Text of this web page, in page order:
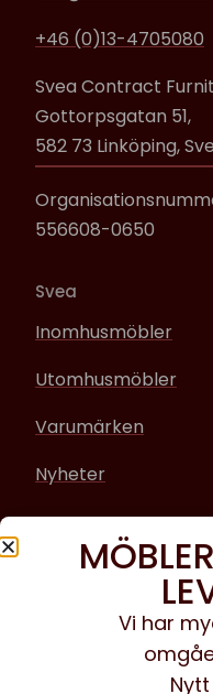
+46 (0)13-4705080
Svea Contract
Gottorpsgatan 51,
582 73 Linköping,
556608-0650
Svea
Inomhusmöbler
Utomhusmöbler
Varumärken
Nyheter
Sociala media
Facebook
Instagram
Vi har